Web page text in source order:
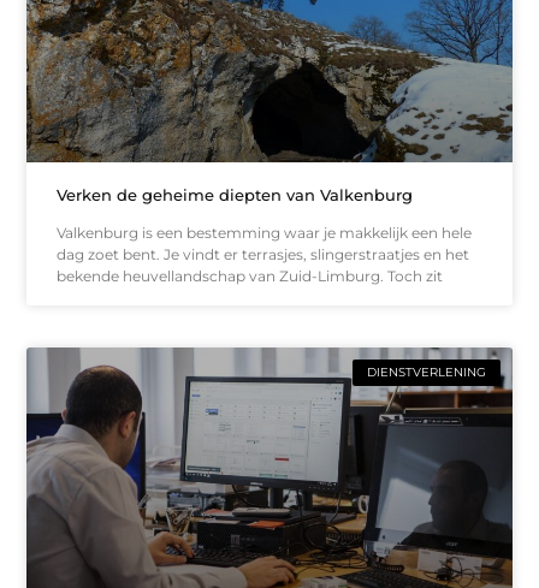
Verken de geheime diepten van Valkenburg
Valkenburg is een bestemming waar je makkelijk een hele
dag zoet bent. Je vindt er terrasjes, slingerstraatjes en het
bekende heuvellandschap van Zuid-Limburg. Toch zit
DIENSTVERLENING